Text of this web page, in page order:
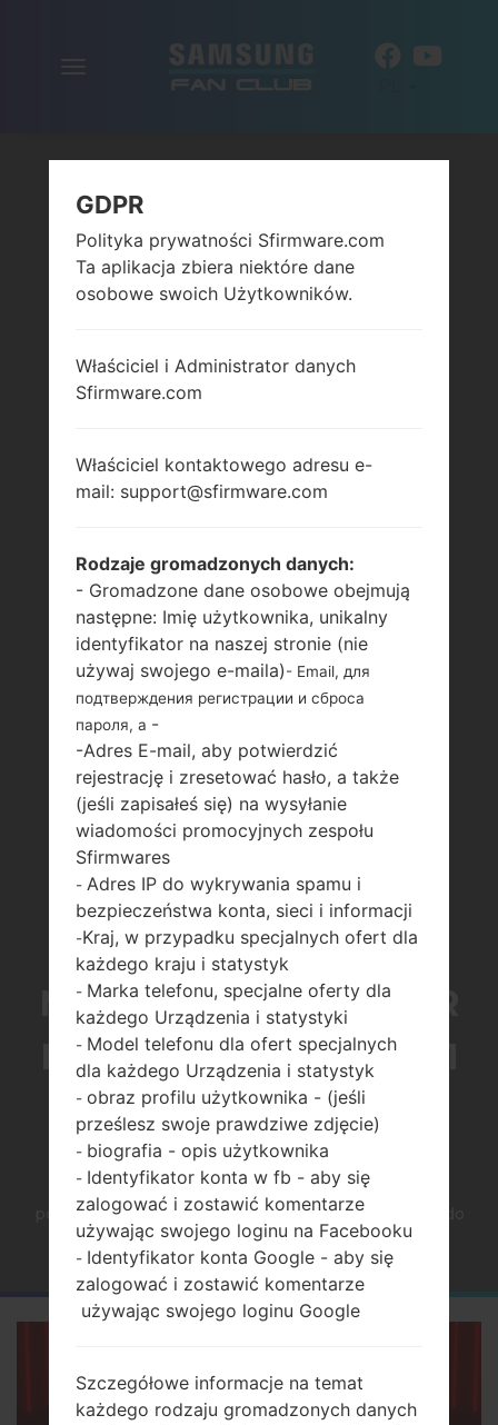
SAMSUNG CHCE
POPRAWIĆ SWÓJ
WIZERUNEK W
DZIEDZINIE
MONITORÓW DO GIER
DZIĘKI ODYSSEY G7 T1
FAKER EDITION
Strona startowa →Aktualności →Samsung chce
poprawić swój wizerunek w dziedzinie monitorów do
gier dzięki Odyssey G7 T1 Faker Edition
GDPR
Polityka prywatności Sfirmware.com
Ta aplikacja zbiera niektóre dane
osobowe swoich Użytkowników.
Właściciel i Administrator danych
Sfirmware.com
Właściciel kontaktowego adresu e-
mail: support@sfirmware.com
Rodzaje gromadzonych danych:
- Gromadzone dane osobowe obejmują
następne: Imię użytkownika, unikalny
identyfikator na naszej stronie (nie
używaj swojego e-maila)- Email, для
подтверждения регистрации и сброса
пароля, а -
-Adres E-mail, aby potwierdzić
rejestrację i zresetować hasło, a także
(jeśli zapisałeś się) na wysyłanie
wiadomości promocyjnych zespołu
Sfirmwares
- Adres IP do wykrywania spamu i
bezpieczeństwa konta, sieci i informacji
-Kraj, w przypadku specjalnych ofert dla
każdego kraju i statystyk
- Marka telefonu, specjalne oferty dla
każdego Urządzenia i statystyki
- Model telefonu dla ofert specjalnych
dla każdego Urządzenia i statystyk
- obraz profilu użytkownika - (jeśli
prześlesz swoje prawdziwe zdjęcie)
- biografia - opis użytkownika
- Identyfikator konta w fb - aby się
zalogować i zostawić komentarze
używając swojego loginu na Facebooku
- Identyfikator konta Google - aby się
zalogować i zostawić komentarze
używając swojego loginu Google
Szczegółowe informacje na temat
każdego rodzaju gromadzonych danych